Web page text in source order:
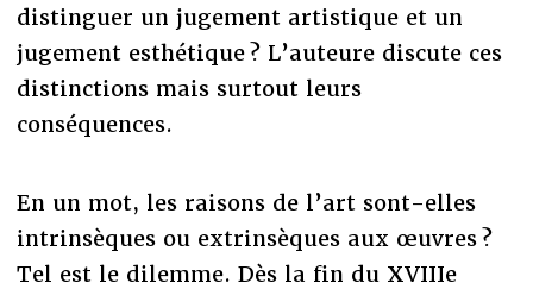
distinguer un jugement artistique et un
jugement esthétique ? L’auteure discute ces
distinctions mais surtout leurs
conséquences.
En un mot, les raisons de l’art sont-elles
intrinsèques ou extrinsèques aux œuvres ?
Tel est le dilemme. Dès la fin du XVIIIe